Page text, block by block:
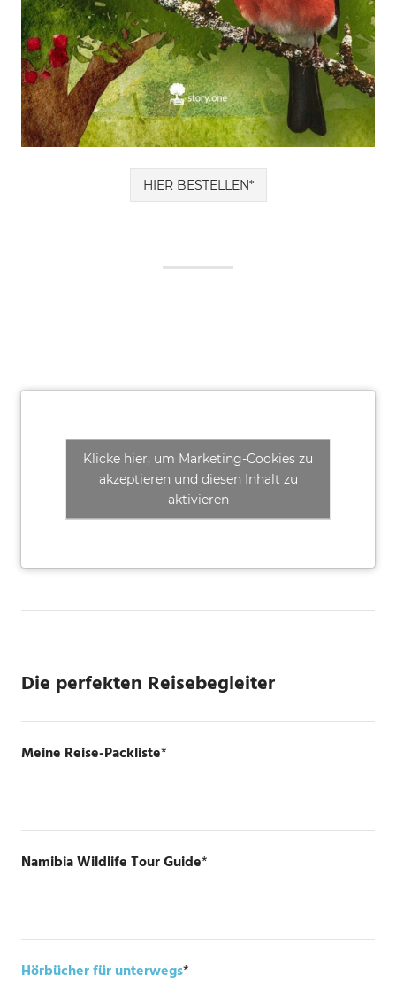
HIER BESTELLEN*
Klicke hier, um Marketing-Cookies zu
akzeptieren und diesen Inhalt zu
aktivieren
Die perfekten Reisebegleiter
Meine Reise-Packliste*
Namibia Wildlife Tour Guide*
Hörbücher für unterwegs*